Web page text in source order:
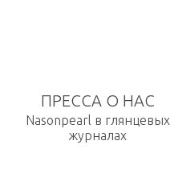
ПРЕССА О НАС
Nasonpearl в глянцевых
журналах